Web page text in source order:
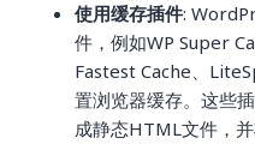
使用缓存插件:
件，例如WP Super
Fastest Cache、
置浏览器缓存。这些
成静态HTML文件，